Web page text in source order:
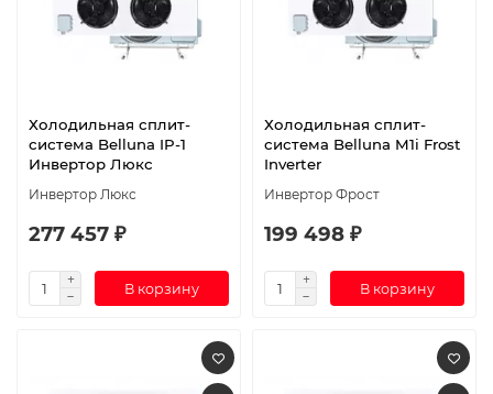
Холодильная сплит-
система Belluna IP-1
Инвертор Люкс
Инвертор Люкс
277 457 ₽
В корзину
Холодильная сплит-
система Belluna M1i Frost
Inverter
Инвертор Фрост
199 498 ₽
В корзину